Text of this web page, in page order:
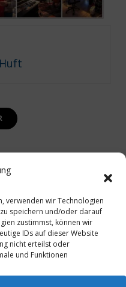
verwenden wir Technologien
speichern und/oder darauf
zustimmst, können wir
IDs auf dieser Website
nicht erteilst oder
und Funktionen
SONG OF FAME
in der
– eine